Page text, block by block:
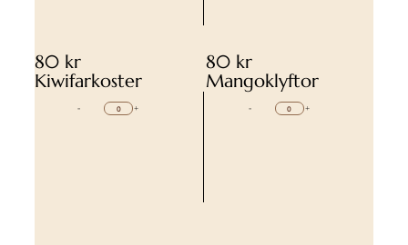
80 kr
Kiwifarkoster
- +
80 kr
Mangoklyftor
- +